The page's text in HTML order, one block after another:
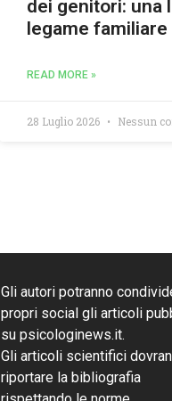
dei genitori: una
legame familiare
READ MORE »
28 Luglio 2026 Nessun
Gli autori potranno
propri social gli articoli
su psicologinews.it.
Gli articoli scientifici
riportare la bibliografia